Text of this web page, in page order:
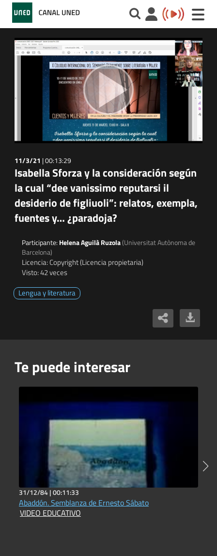
Toggle
11/3/21 |00:13:29
Isabella Sforza y la consideración según
la cual “dee vanissimo reputarsi il
desiderio de figliuoli”: relatos, exempla,
fuentes y… ¿paradoja?
Participante: Helena Aguilà Ruzola(Universitat Autònoma de
Barcelona)
Licencia: Copyright (Licencia propietaria)
Visto: 42 veces
Lengua y literatura
Te puede interesar
31/12/84 |00:11:33
Abaddón. Semblanza de Ernesto Sábato
VIDEO EDUCATIVO